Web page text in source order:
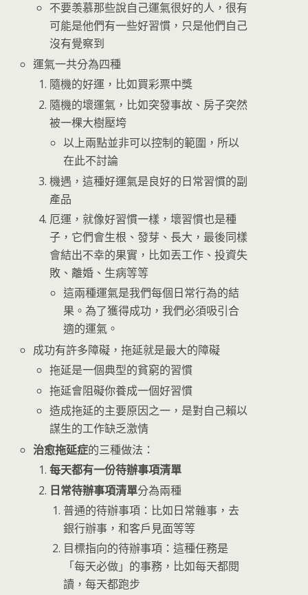
不要羡慕那些說自己運氣很好的人，很有
可能是他們有一些好習慣，只是他們自己
沒有覺察到
運氣一共分為四種
隨機的好運，比如買彩票中獎
隨機的壞運氣，比如突發事故、房子突然
被一棵大樹壓垮
以上兩點並非可以控制的範圍，所以
在此不討論
機遇，這種好運氣是良好的日常習慣的副
產品
厄運，就像好習慣一樣，壞習慣也是種
子，它們會生根、發芽、長大，最後同樣
會結出不幸的果實，比如丟工作、投資失
敗、離婚、生病等等
這兩種運氣是我們每個日常行為的結
果。為了獲得成功，我們必須吸引合
適的運氣。
成功有許多障礙，拖延就是最大的障礙
拖延是一個典型的貧窮的習慣
拖延會阻礙你養成一個好習慣
造成拖延的主要原因之一，是對自己賴以
謀生的工作缺乏激情
治愈拖延症的三種做法：
每天都有一份待辦事項清單
日常待辦事項清單分為兩種
普通的待辦事項：比如日常雜事，去
銀行辦事，和客戶見面等等
目標指向的待辦事項：這種任務是
「每天必做」的事務，比如每天都閱
讀，每天都跑步